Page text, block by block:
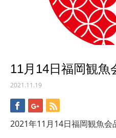
11月14日福岡観魚
2021.11.19
2021年11月14日福岡観魚